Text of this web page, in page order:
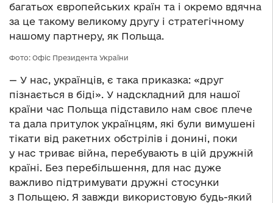
багатьох європейських країн та і окремо вдячна
за це такому великому другу і стратегічному
нашому партнеру, як Польща.
Фото: Офіс Президента України
— У нас, українців, є така приказка: «друг
пізнається в біді». У надскладний для нашої
країни час Польща підставило нам своє плече
та дала притулок українцям, які були вимушені
тікати від ракетних обстрілів і донині, поки
у нас триває війна, перебувають в цій дружній
країні. Без перебільшення, для нас дуже
важливо підтримувати дружні стосунки
з Польщею. Я завжди використовую будь-який